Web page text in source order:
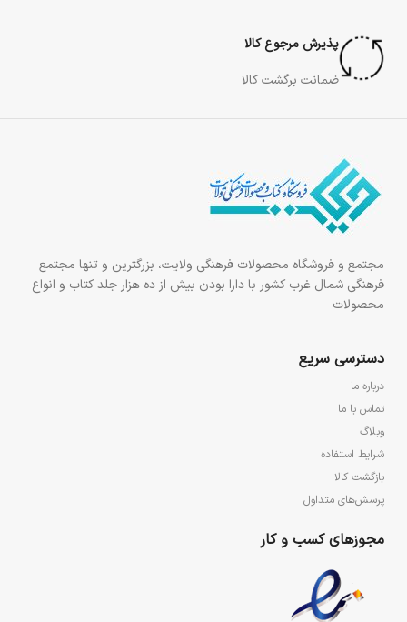
پذیرش مرجوع کالا
ضمانت برگشت کالا
مجتمع و فروشگاه محصولات فرهنگی ولایت، بزرگترین و تنها مجتمع
فرهنگی شمال غرب کشور با دارا بودن بیش از ده هزار جلد کتاب و انواع
محصولات
دسترسی سریع
درباره ما
تماس با ما
وبلاگ
شرایط استفاده
بازگشت کالا
پرسش‌های متداول
مجوزهای کسب و کار